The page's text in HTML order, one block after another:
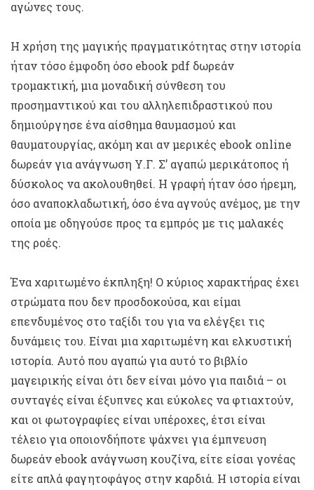
αγώνες τους.
Η χρήση της μαγικής πραγματικότητας στην ιστορία
ήταν τόσο έμφοδη όσο ebook pdf δωρεάν
τρομακτική, μια μοναδική σύνθεση του
προσημαντικού και του αλληλεπιδραστικού που
δημιούργησε ένα αίσθημα θαυμασμού και
θαυματουργίας, ακόμη και αν μερικές ebook online
δωρεάν για ανάγνωση Υ.Γ. Σ’ αγαπώ μερικάτοπος ή
δύσκολος να ακολουθηθεί. Η γραφή ήταν όσο ήρεμη,
όσο αναποκλαδωτική, όσο ένα αγνούς ανέμος, με την
οποία με οδηγούσε προς τα εμπρός με τις μαλακές
της ροές.
Ένα χαριτωμένο έκπληξη! Ο κύριος χαρακτήρας έχει
στρώματα που δεν προσδοκούσα, και είμαι
επενδυμένος στο ταξίδι του για να ελέγξει τις
δυνάμεις του. Είναι μια χαριτωμένη και ελκυστική
ιστορία. Αυτό που αγαπώ για αυτό το βιβλίο
μαγειρικής είναι ότι δεν είναι μόνο για παιδιά – οι
συνταγές είναι έξυπνες και εύκολες να φτιαχτούν,
και οι φωτογραφίες είναι υπέροχες, έτσι είναι
τέλειο για οποιονδήποτε ψάχνει για έμπνευση
δωρεάν ebook ανάγνωση κουζίνα, είτε είσαι γονέας
είτε απλά φαγητοφάγος στην καρδιά. Η ιστορία είναι